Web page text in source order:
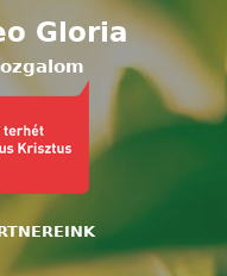
Gloria